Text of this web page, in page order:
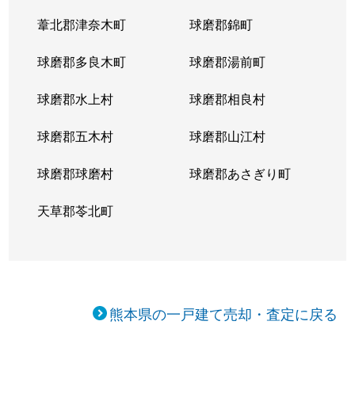
葦北郡津奈木町 球磨郡錦町
球磨郡多良木町 球磨郡湯前町
球磨郡水上村 球磨郡相良村
球磨郡五木村 球磨郡山江村
球磨郡球磨村 球磨郡あさぎり町
天草郡苓北町
熊本県の一戸建て売却・査定に戻る